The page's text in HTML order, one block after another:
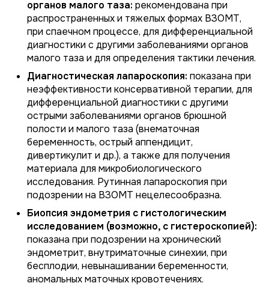
органов малого таза: рекомендована при
распространенных и тяжелых формах ВЗОМТ,
при спаечном процессе, для дифференциальной
диагностики с другими заболеваниями органов
малого таза и для определения тактики лечения.
Диагностическая лапароскопия: показана при
неэффективности консервативной терапии, для
дифференциальной диагностики с другими
острыми заболеваниями органов брюшной
полости и малого таза (внематочная
беременность, острый аппендицит,
дивертикулит и др.), а также для получения
материала для микробиологического
исследования. Рутинная лапароскопия при
подозрении на ВЗОМТ нецелесообразна.
Биопсия эндометрия с гистологическим
исследованием (возможно, с гистероскопией):
показана при подозрении на хронический
эндометрит, внутриматочные синехии, при
бесплодии, невынашивании беременности,
аномальных маточных кровотечениях.